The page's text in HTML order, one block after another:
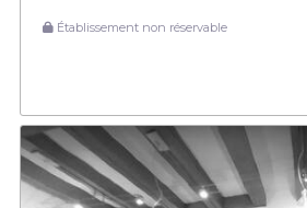
Établissement non réservable